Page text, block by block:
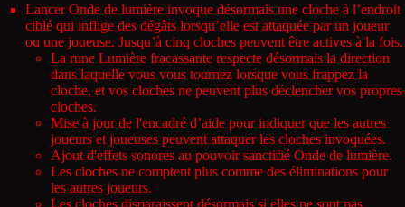
Lancer Onde de lumière invoque désormais une cloche à l’endroit
ciblé qui inflige des dégâts lorsqu’elle est attaquée par un joueur
ou une joueuse. Jusqu’à cinq cloches peuvent être actives à la fois.
La rune Lumière fracassante respecte désormais la direction
dans laquelle vous vous tournez lorsque vous frappez la
cloche, et vos cloches ne peuvent plus déclencher vos propres
cloches.
Mise à jour de l'encadré d’aide pour indiquer que les autres
joueurs et joueuses peuvent attaquer les cloches invoquées.
Ajout d'effets sonores au pouvoir sanctifié Onde de lumière.
Les cloches ne comptent plus comme des éliminations pour
les autres joueurs.
Les cloches disparaissent désormais si elles ne sont pas